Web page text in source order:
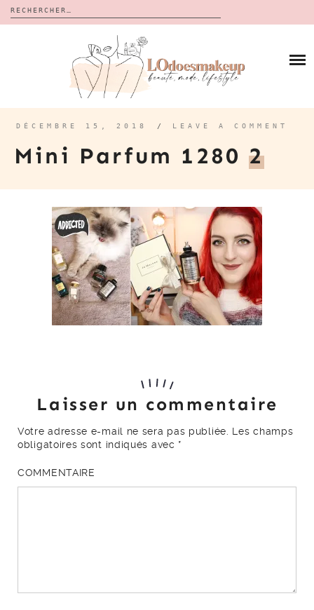
Rechercher :
CALENDRIERS DE L’AVENT
BON PLAN
À PROPOS
CONTACT
DÉCEMBRE 15, 2018 / LEAVE A COMMENT
Mini Parfum 12802
Laisser un commentaire
Votre adresse e-mail ne sera pas publiée.
Les champs
obligatoires sont indiqués avec *
COMMENTAIRE